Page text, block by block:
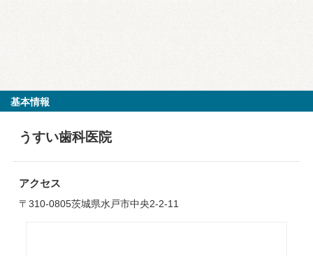
基本情報
うすい歯科医院
アクセス
〒310-0805茨城県水戸市中央2-2-11